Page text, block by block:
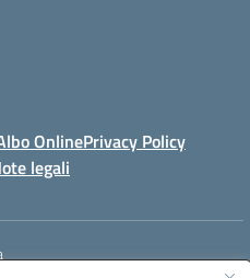
OnlinePrivacy Policy
legali